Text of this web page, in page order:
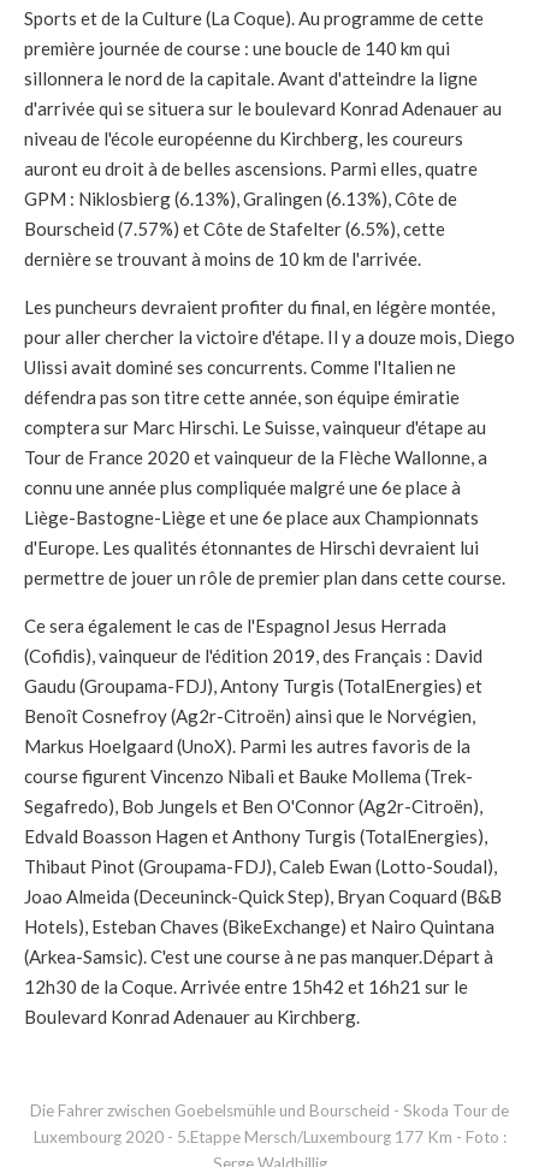
Sports et de la Culture (La Coque). Au programme de cette
première journée de course : une boucle de 140 km qui
sillonnera le nord de la capitale. Avant d'atteindre la ligne
d'arrivée qui se situera sur le boulevard Konrad Adenauer au
niveau de l'école européenne du Kirchberg, les coureurs
auront eu droit à de belles ascensions. Parmi elles, quatre
GPM : Niklosbierg (6.13%), Gralingen (6.13%), Côte de
Bourscheid (7.57%) et Côte de Stafelter (6.5%), cette
dernière se trouvant à moins de 10 km de l'arrivée.
Les puncheurs devraient profiter du final, en légère montée,
pour aller chercher la victoire d'étape. Il y a douze mois, Diego
Ulissi avait dominé ses concurrents. Comme l'Italien ne
défendra pas son titre cette année, son équipe émiratie
comptera sur Marc Hirschi. Le Suisse, vainqueur d'étape au
Tour de France 2020 et vainqueur de la Flèche Wallonne, a
connu une année plus compliquée malgré une 6e place à
Liège-Bastogne-Liège et une 6e place aux Championnats
d'Europe. Les qualités étonnantes de Hirschi devraient lui
permettre de jouer un rôle de premier plan dans cette course.
Ce sera également le cas de l'Espagnol Jesus Herrada
(Cofidis), vainqueur de l'édition 2019, des Français : David
Gaudu (Groupama-FDJ), Antony Turgis (TotalEnergies) et
Benoît Cosnefroy (Ag2r-Citroën) ainsi que le Norvégien,
Markus Hoelgaard (UnoX). Parmi les autres favoris de la
course figurent Vincenzo Nibali et Bauke Mollema (Trek-
Segafredo), Bob Jungels et Ben O'Connor (Ag2r-Citroën),
Edvald Boasson Hagen et Anthony Turgis (TotalEnergies),
Thibaut Pinot (Groupama-FDJ), Caleb Ewan (Lotto-Soudal),
Joao Almeida (Deceuninck-Quick Step), Bryan Coquard (B&B
Hotels), Esteban Chaves (BikeExchange) et Nairo Quintana
(Arkea-Samsic). C'est une course à ne pas manquer.Départ à
12h30 de la Coque. Arrivée entre 15h42 et 16h21 sur le
Boulevard Konrad Adenauer au Kirchberg.
Die Fahrer zwischen Goebelsmühle und Bourscheid - Skoda Tour de
Luxembourg 2020 - 5.Etappe Mersch/Luxembourg 177 Km - Foto :
Serge Waldbillig